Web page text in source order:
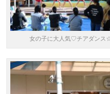
女の子に大人気♡チアダンス